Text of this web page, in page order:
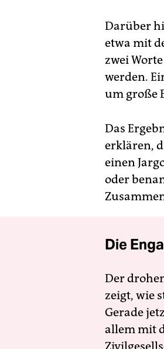
Darüber
etwa mit
zwei
werden.
um große
Das
erklären,
einen
oder
Die
Der
zeigt, wie
Gerade
allem mit